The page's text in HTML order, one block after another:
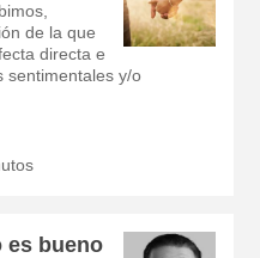
de la que
directa e
sentimentales y/o
es bueno